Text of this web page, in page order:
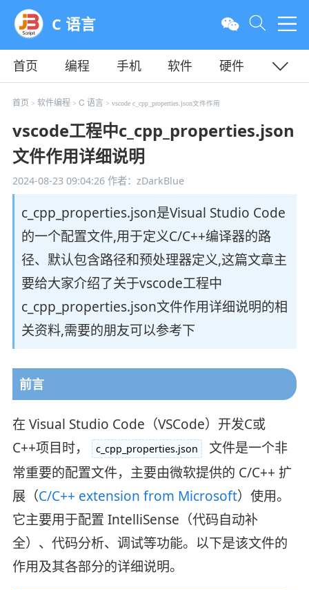
C 语言
首页 编程 手机 软件
硬件
教程
平面 服务器
首页 > 软件编程 > C 语言 > vscode c_cpp_properties.json文件作用
vscode工程中c_cpp_properties.json
文件作用详细说明
2024-08-23 09:04:26作者：zDarkBlue
c_cpp_properties.json是Visual Studio Code
的一个配置文件,用于定义C/C++编译器的路
径、默认包含路径和预处理器定义,这篇文章主
要给大家介绍了关于vscode工程中
c_cpp_properties.json文件作用详细说明的相
关资料,需要的朋友可以参考下
前言
在 Visual Studio Code（VSCode）开发C或
C++项目时，
c_cpp_properties.json
文件是一个非
常重要的配置文件，主要由微软提供的 C/C++ 扩
展（C/C++ extension from Microsoft）使用。
它主要用于配置 IntelliSense（代码自动补
全）、代码分析、调试等功能。以下是该文件的
作用及其各部分的详细说明。